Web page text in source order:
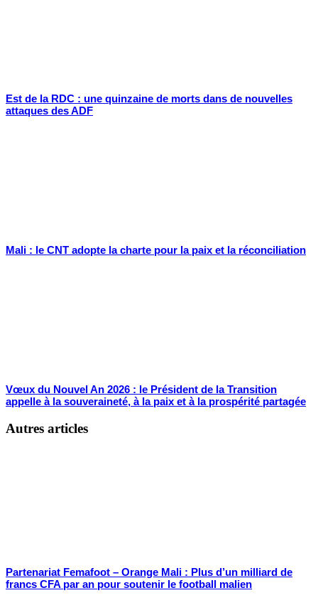
Est de la RDC : une quinzaine de morts dans de nouvelles
attaques des ADF
Mali : le CNT adopte la charte pour la paix et la réconciliation
Vœux du Nouvel An 2026 : le Président de la Transition
appelle à la souveraineté, à la paix et à la prospérité partagée
Autres articles
Partenariat Femafoot – Orange Mali : Plus d’un milliard de
francs CFA par an pour soutenir le football malien